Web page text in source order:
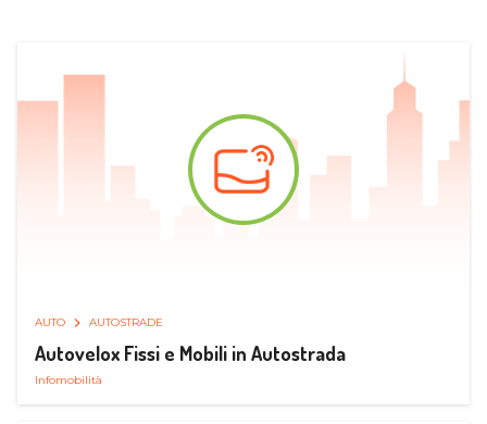
AUTO AUTOSTRADE
Autovelox Fissi e Mobili in Autostrada
Infomobilità